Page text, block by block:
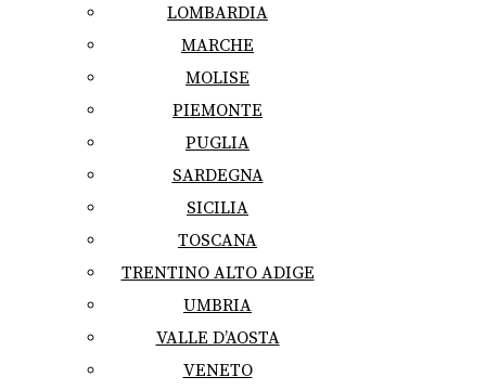
LOMBARDIA
MARCHE
MOLISE
PIEMONTE
PUGLIA
SARDEGNA
SICILIA
TOSCANA
TRENTINO ALTO ADIGE
UMBRIA
VALLE D’AOSTA
VENETO